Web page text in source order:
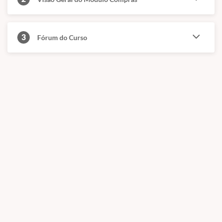
Conforme citado acima, nossos cursos são de nível básico e livre,
3 Fórum do Curso